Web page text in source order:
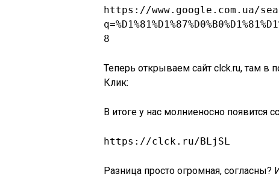
https://www.google.com.ua/
8
Теперь открываем сайт clck.ru, там
Клик:
В итоге у нас молниеносно появится
https://clck.ru/BLjSL
Разница просто огромная, согласны?